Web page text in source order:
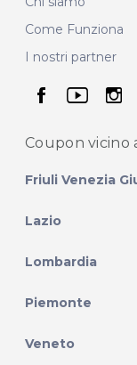
Come Funziona
I nostri partner
seguici
Coupon vicino
Friuli Venezia
Lazio
Lombardia
Piemonte
Veneto